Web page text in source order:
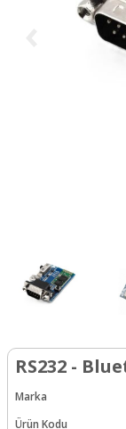
RS232 -
Marka
Ürün Kodu